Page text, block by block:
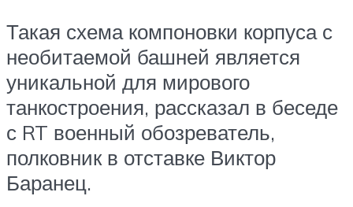
Такая схема компоновки корпуса с
необитаемой башней является
уникальной для мирового
танкостроения, рассказал в беседе
с RT военный обозреватель,
полковник в отставке Виктор
Баранец.